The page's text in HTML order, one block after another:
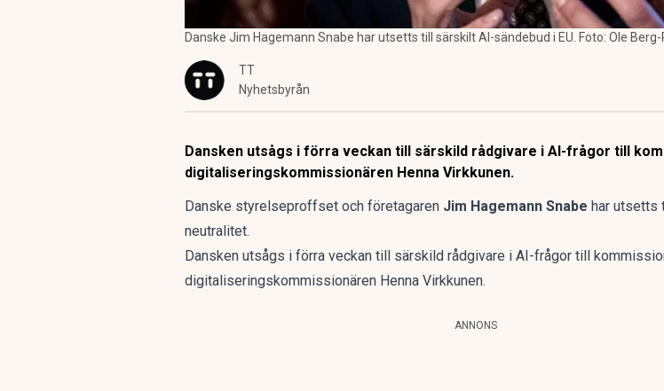
Danske Jim Hagemann Snabe har utsetts till särskilt AI-sändebud i EU. Foto: Ole
TT
Nyhetsbyrån
Dansken utsågs i förra veckan till särskild rådgivare i AI-frågor till
digitaliseringskommissionären Henna Virkkunen.
Danske styrelseproffset och företagaren Jim Hagemann Snabe har utsetts
neutralitet.
Dansken utsågs i förra veckan till särskild rådgivare i AI-frågor till
digitaliseringskommissionären Henna Virkkunen.
ANNONS